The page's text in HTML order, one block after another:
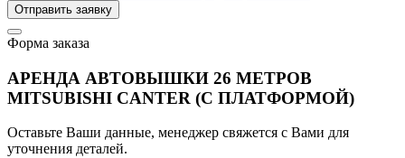
Отправить заявку
Форма заказа
АРЕНДА АВТОВЫШКИ 26 МЕТРОВ
MITSUBISHI CANTER (С ПЛАТФОРМОЙ)
Оставьте Ваши данные, менеджер свяжется с Вами для
уточнения деталей.